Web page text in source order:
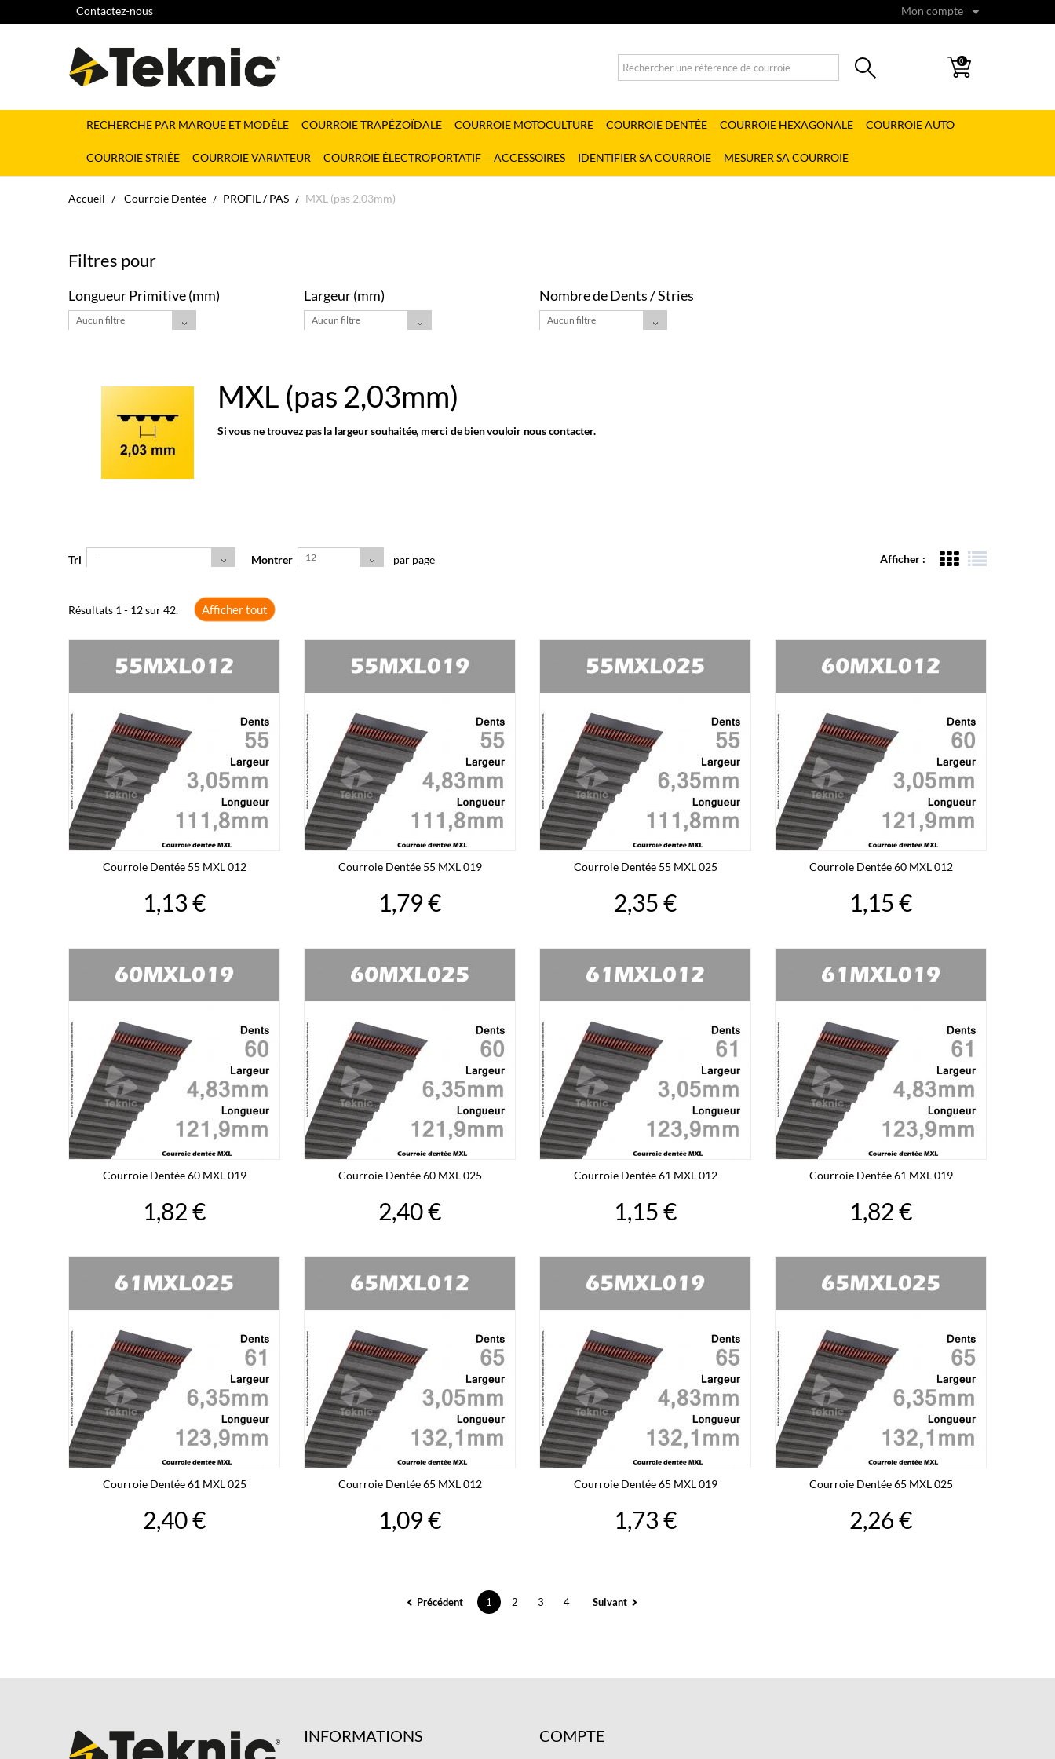
Mon compte
Contactez-nous
0
RECHERCHE PAR MARQUE ET MODÈLE COURROIE TRAPÉZOÏDALE COURROIE MOTOCULTURE COURROIE DENTÉE COURROIE HEXAGONALE COURROIE AUTO
COURROIE STRIÉE COURROIE VARIATEUR COURROIE ÉLECTROPORTATIF ACCESSOIRES IDENTIFIER SA COURROIE MESURER SA COURROIE
Accueil Courroie Dentée PROFIL / PAS MXL (pas 2,03mm)
Filtres pour
Longueur Primitive (mm)
Aucun filtre
Largeur (mm)
Aucun filtre
Nombre de Dents / Stries
Aucun filtre
MXL (pas 2,03mm)
Si vous ne trouvez pas la largeur souhaitée, merci de bien vouloir nous contacter.
Afficher :
Tri -- Montrer 12 par page
Résultats 1 - 12 sur 42. Afficher tout
Courroie Dentée 55 MXL 012
1,13 €
Courroie Dentée 55 MXL 019
1,79 €
Courroie Dentée 55 MXL 025
2,35 €
Courroie Dentée 60 MXL 012
1,15 €
Courroie Dentée 60 MXL 019
1,82 €
Courroie Dentée 60 MXL 025
2,40 €
Courroie Dentée 61 MXL 012
1,15 €
Courroie Dentée 61 MXL 019
1,82 €
Courroie Dentée 61 MXL 025
2,40 €
Courroie Dentée 65 MXL 012
1,09 €
Courroie Dentée 65 MXL 019
1,73 €
Courroie Dentée 65 MXL 025
2,26 €
Précédent 1 2 3 4 Suivant
INFORMATIONS COMPTE